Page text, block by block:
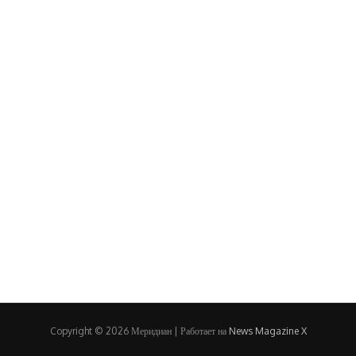
Copyright © 2026 Меридиан | Работает на News Magazine X